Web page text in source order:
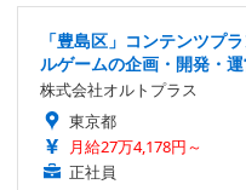
「豊島区」コンテンツプ
ルゲームの企画・開発・
株式会社オルトプラス
東京都
月給27万4,178円～
正社員